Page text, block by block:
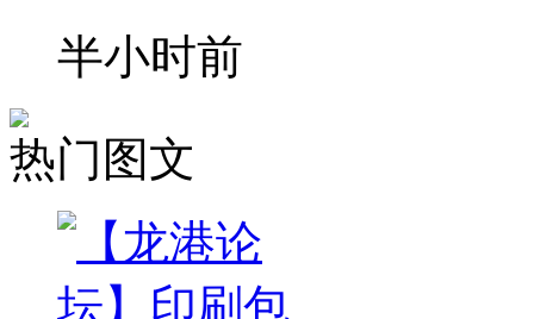
半小时前
热门图文